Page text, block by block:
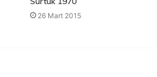
26 Mart 2015